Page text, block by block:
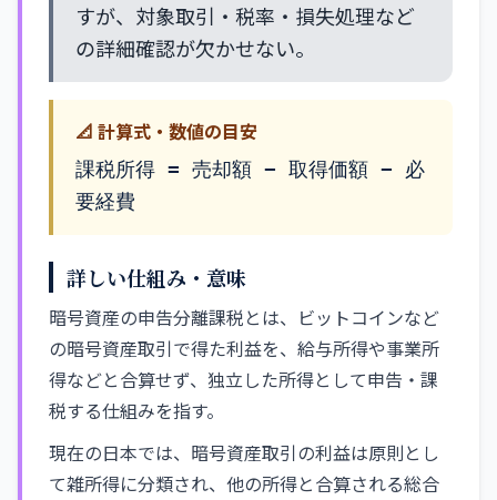
すが、対象取引・税率・損失処理など
の詳細確認が欠かせない。
📐 計算式・数値の目安
課税所得 = 売却額 − 取得価額 − 必
要経費
詳しい仕組み・意味
暗号資産の申告分離課税とは、ビットコインなど
の暗号資産取引で得た利益を、給与所得や事業所
得などと合算せず、独立した所得として申告・課
税する仕組みを指す。
現在の日本では、暗号資産取引の利益は原則とし
て雑所得に分類され、他の所得と合算される総合